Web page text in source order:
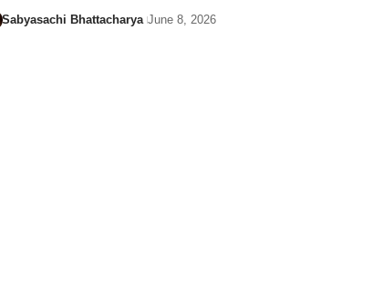
Sabyasachi Bhattacharya June 8, 2026